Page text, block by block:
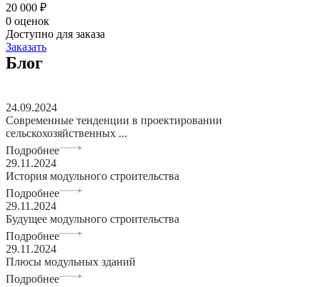
20 000 ₽
0 оценок
Доступно для заказа
Заказать
Блог
24.09.2024
Современные тенденции в проектировании
сельскохозяйственных ...
Подробнее
29.11.2024
История модульного строительства
Подробнее
29.11.2024
Будущее модульного строительства
Подробнее
29.11.2024
Плюсы модульных зданий
Подробнее